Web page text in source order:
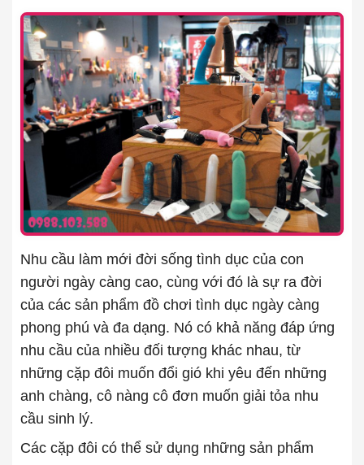
Nhu cầu làm mới đời sống tình dục của con
người ngày càng cao, cùng với đó là sự ra đời
của các sản phẩm đồ chơi tình dục ngày càng
phong phú và đa dạng. Nó có khả năng đáp ứng
nhu cầu của nhiều đối tượng khác nhau, từ
những cặp đôi muốn đổi gió khi yêu đến những
anh chàng, cô nàng cô đơn muốn giải tỏa nhu
cầu sinh lý.
Các cặp đôi có thể sử dụng những sản phẩm